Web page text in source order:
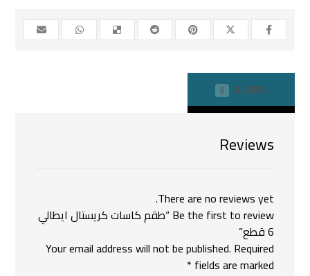
REVIEWS
0
Reviews
There are no reviews yet.
Be the first to review “طقم كاسات كريستال ايطالي
6 قطع”
Your email address will not be published. Required
fields are marked
*